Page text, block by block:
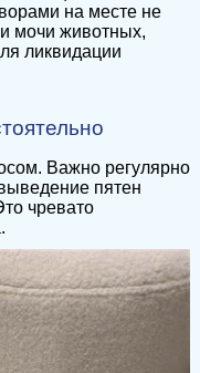
на месте не
мочи животных,
ликвидации
Важно регулярно
пятен
чревато